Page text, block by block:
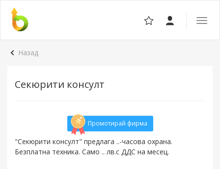
Назад
Секюрити консулт
Промотирай фирма
"Секюрити консулт" предлага ..-часова охрана.
Безплатна техника. Само .. лв.с ДДС на месец.